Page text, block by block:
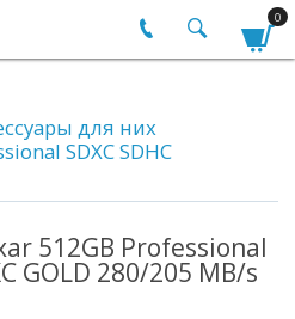
0
для них
SDXC SDHC
512GB Professional
GOLD 280/205 MB/s